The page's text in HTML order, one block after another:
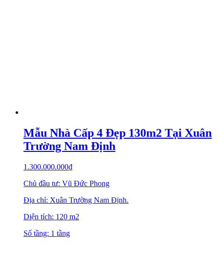
Mẫu Nhà Cấp 4 Đẹp 130m2 Tại Xuân
Trường Nam Định
1.300.000.000₫
Chủ đầu tư: Vũ Đức Phong
Địa chỉ: Xuân Trường Nam Định.
Diện tích: 120 m2
Số tầng: 1 tầng